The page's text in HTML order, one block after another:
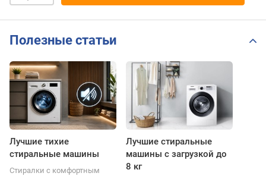
Полезные статьи
Лучшие тихие
стиральные машины
Стиралки с комфортным
Лучшие стиральные
машины с загрузкой до
8 кг